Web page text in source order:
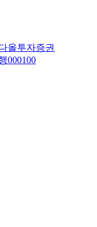
올투자증권
000100